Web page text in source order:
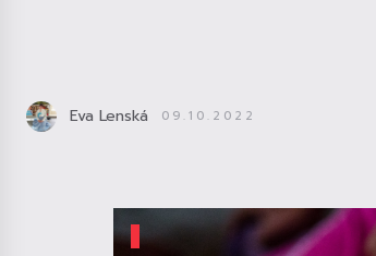
Eva Lenská 09.10.2022